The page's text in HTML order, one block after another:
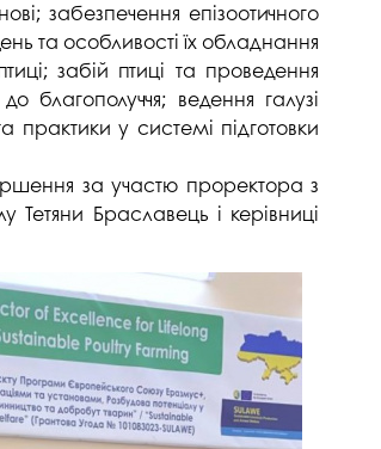
SuTCom
/
LOCAL
і докторантура
підрозділи
центри)
міжнародного
амбасадора
громадські
з питань науки
праці
бази
журнали
проєкти
забезпечення епізоотичного
та особливості їх обладнання
забій птиці та проведення
ведення галузі
практики у системі підготовки
за участю проректора з
Тетяни Браславець і керівниці